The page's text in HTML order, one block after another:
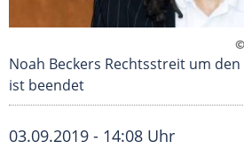
©
Noah Beckers Rechtsstreit um
ist beendet
03.09.2019 - 14:08 Uhr